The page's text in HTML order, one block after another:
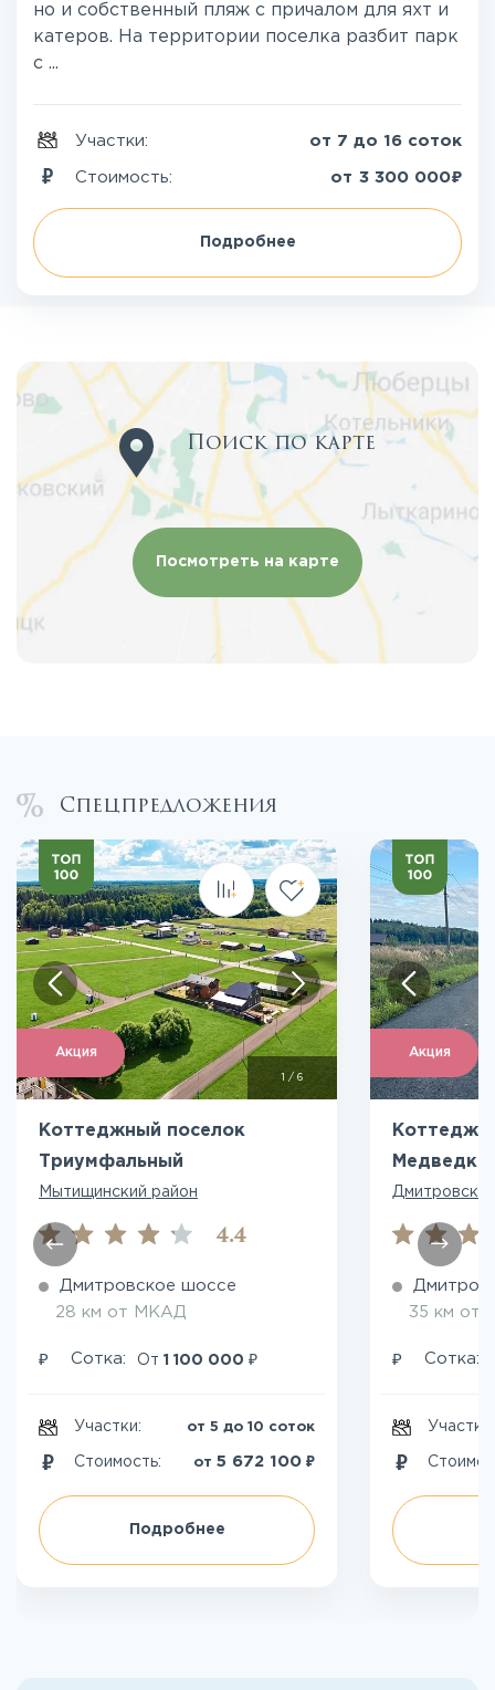
но и собственный пляж с причалом для яхт и
катеров. На территории поселка разбит парк
с ...
Участки: от 7 до 16 соток
Стоимость: от 3 300 000₽
Подробнее
Поиск по карте
Посмотреть на карте
Спецпредложения
Акция
1 / 6
Коттеджный поселок
Триумфальный
Мытищинский район
4.4
Дмитровское шоссе
28 км от МКАД
₽ Сотка: От 1 100 000 ₽
Участки: от 5 до 10 соток
Стоимость: от 5 672 100 ₽
Подробнее
Акция
Медведки
35 км от
₽ Сотка:
Участки: